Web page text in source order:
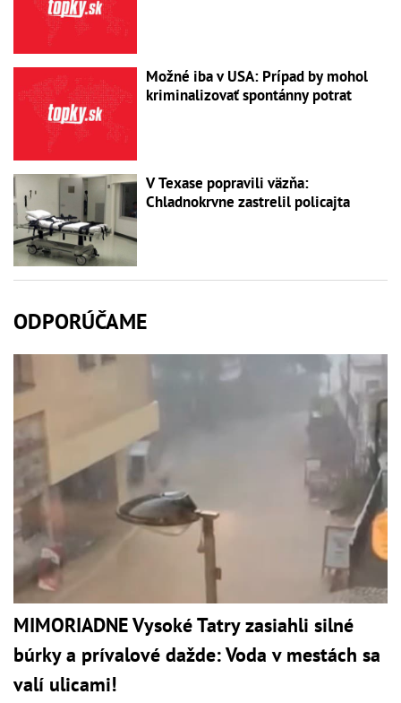
Možné iba v USA: Prípad by mohol
kriminalizovať spontánny potrat
V Texase popravili väzňa:
Chladnokrvne zastrelil policajta
ODPORÚČAME
MIMORIADNE Vysoké Tatry zasiahli silné
búrky a prívalové dažde: Voda v mestách sa
valí ulicami!